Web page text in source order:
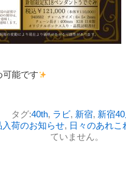
可能です
タグ:40th, ラビ, 新宿, 新宿
入荷のお知らせ, 日々のあれこ
ていません。